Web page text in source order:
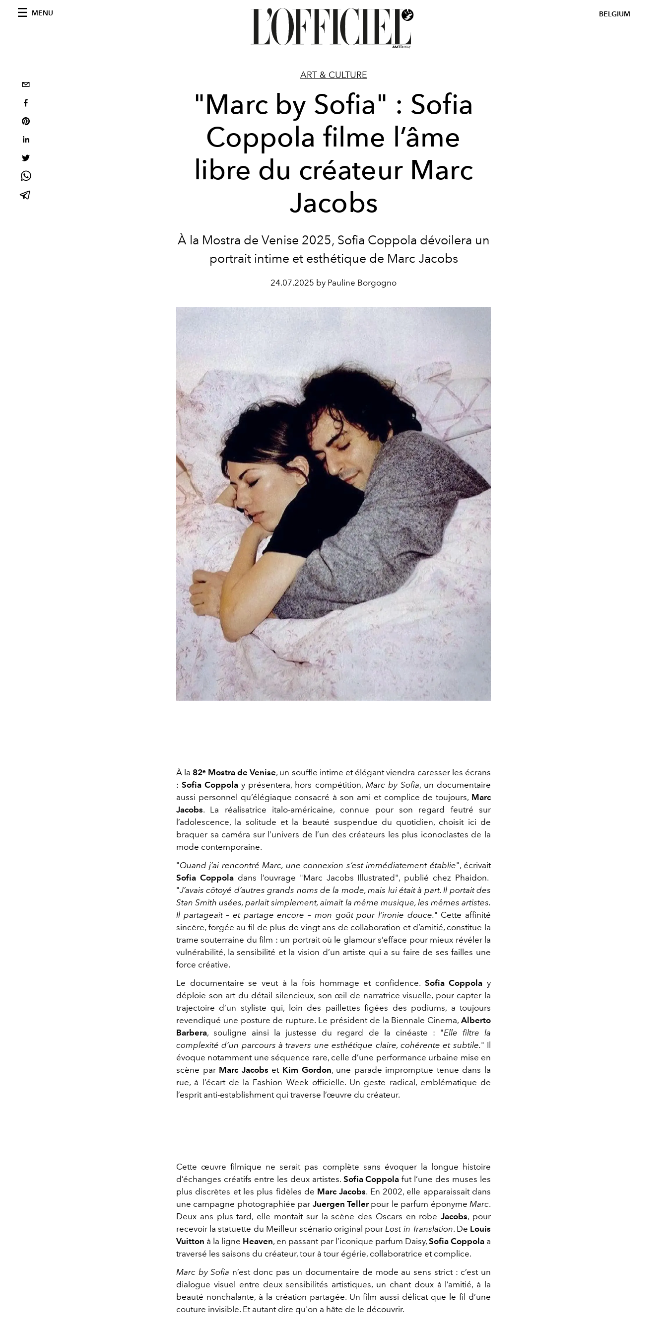
MENU BELGIUM
ART & CULTURE
"Marc by Sofia" : Sofia
Coppola filme l’âme
libre du créateur Marc
Jacobs
À la Mostra de Venise 2025, Sofia Coppola dévoilera un
portrait intime et esthétique de Marc Jacobs
24.07.2025 by Pauline Borgogno
À la 82ᵉ Mostra de Venise, un souffle intime et élégant viendra caresser les écrans
:Sofia Coppola y présentera, hors compétition, Marc by Sofia, un documentaire
aussi personnel qu’élégiaque consacré à son ami et complice de toujours, Marc
Jacobs. La réalisatrice italo-américaine, connue pour son regard feutré sur
l’adolescence, la solitude et la beauté suspendue du quotidien, choisit ici de
braquer sa caméra sur l’univers de l’un des créateurs les plus iconoclastes de la
mode contemporaine.
"Quand j’ai rencontré Marc, une connexion s’est immédiatement établie", écrivait
Sofia Coppoladans l’ouvrage "Marc Jacobs Illustrated", publié chez Phaidon.
"J’avais côtoyé d’autres grands noms de la mode, mais lui était à part. Il portait des
Stan Smith usées, parlait simplement, aimait la même musique, les mêmes artistes.
Il partageait – et partage encore – mon goût pour l’ironie douce." Cette affinité
sincère, forgée au fil de plus de vingt ans de collaboration et d’amitié, constitue la
trame souterraine du film : un portrait où le glamour s’efface pour mieux révéler la
vulnérabilité, la sensibilité et la vision d’un artiste qui a su faire de ses failles une
force créative.
Le documentaire se veut à la fois hommage et confidence. Sofia Coppolay
déploie son art du détail silencieux, son œil de narratrice visuelle, pour capter la
trajectoire d’un styliste qui, loin des paillettes figées des podiums, a toujours
revendiqué une posture de rupture. Le président de la Biennale Cinema, Alberto
Barbera, souligne ainsi la justesse du regard de la cinéaste : "Elle filtre la
complexité d’un parcours à travers une esthétique claire, cohérente et subtile." Il
évoque notamment une séquence rare, celle d’une performance urbaine mise en
scène par Marc Jacobs et Kim Gordon, une parade impromptue tenue dans la
rue, à l’écart de la Fashion Week officielle. Un geste radical, emblématique de
l’esprit anti-establishment qui traverse l’œuvre du créateur.
Cette œuvre filmique ne serait pas complète sans évoquer la longue histoire
d’échanges créatifs entre les deux artistes. Sofia Coppola fut l’une des muses les
plus discrètes et les plus fidèles de Marc Jacobs. En 2002, elle apparaissait dans
une campagne photographiée par Juergen Teller pour le parfum éponyme Marc.
Deux ans plus tard, elle montait sur la scène des Oscars en robeJacobs, pour
recevoir la statuette du Meilleur scénario original pour Lost in Translation. De Louis
Vuitton à la ligne Heaven, en passant par l’iconique parfum Daisy, Sofia Coppolaa
traversé les saisons du créateur, tour à tour égérie, collaboratrice et complice.
Marc by Sofia n’est donc pas un documentaire de mode au sens strict : c’est un
dialogue visuel entre deux sensibilités artistiques, un chant doux à l’amitié, à la
beauté nonchalante, à la création partagée. Un film aussi délicat que le fil d’une
couture invisible. Et autant dire qu'on a hâte de le découvrir.